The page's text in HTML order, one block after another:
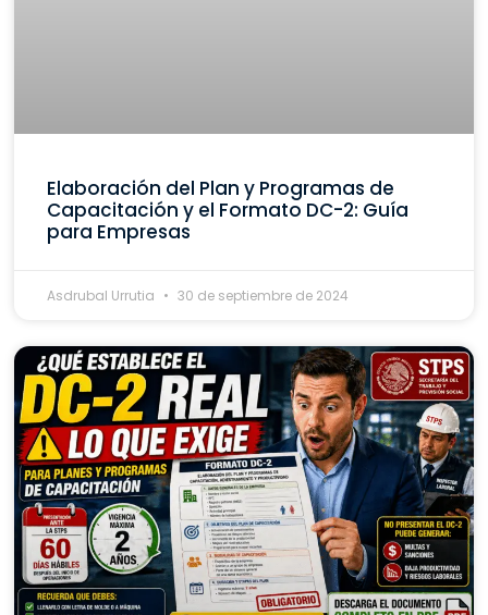
Elaboración del Plan y Programas de
Capacitación y el Formato DC-2: Guía
para Empresas
Asdrubal Urrutia 30 de septiembre de 2024